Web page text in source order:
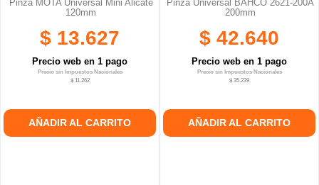
Pinza MOTA Universal Mini Alicate
120mm
$ 13.627
Precio web en 1 pago
Precio sin Impuestos Nacionales
$ 11.262
AÑADIR AL CARRITO
Pinza Universal BAHCO 2621-200A
200mm
$ 42.640
Precio web en 1 pago
Precio sin Impuestos Nacionales
$ 35.239
AÑADIR AL CARRITO